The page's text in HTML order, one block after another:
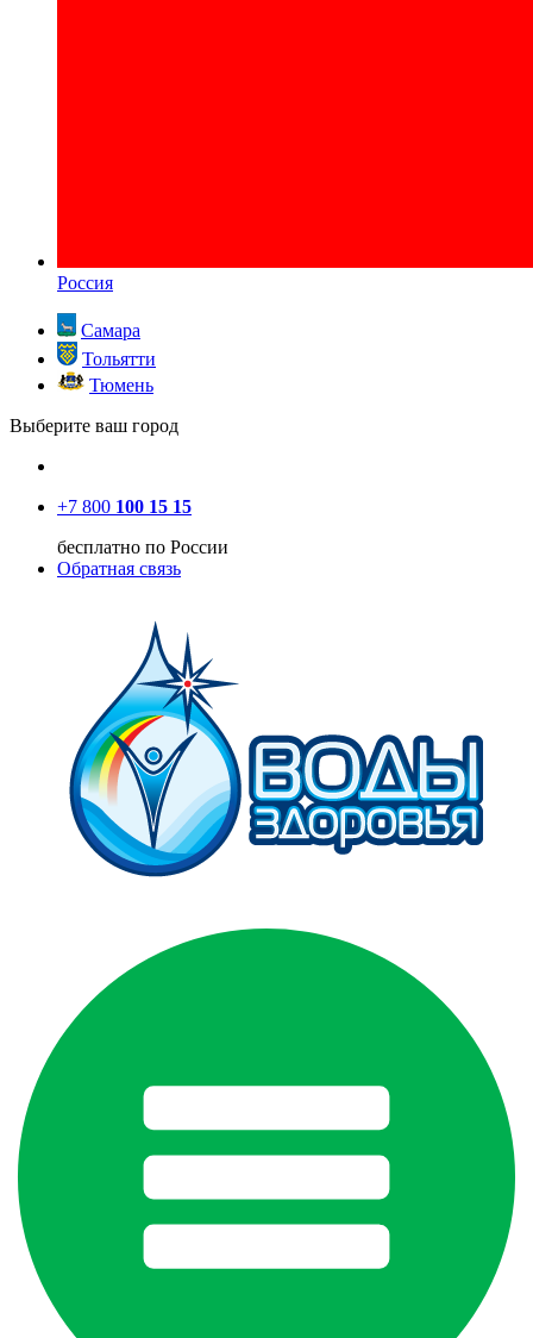
Россия
Самара
Тольятти
Тюмень
Выберите ваш город
+7 800 100 15 15
бесплатно по России
Обратная связь